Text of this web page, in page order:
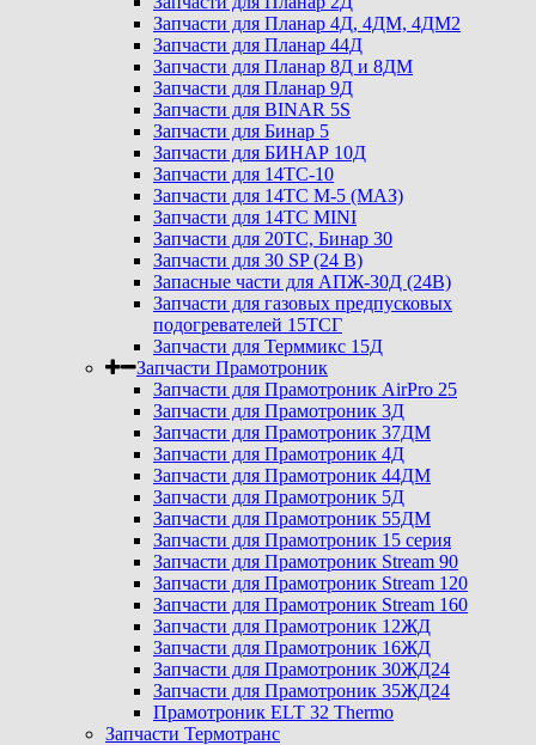
Запчасти для Планар 4Д, 4ДМ, 4ДМ2
Запчасти для Планар 44Д
Запчасти для Планар 8Д и 8ДМ
Запчасти для Планар 9Д
Запчасти для BINAR 5S
Запчасти для Бинар 5
Запчасти для БИНАР 10Д
Запчасти для 14ТС-10
Запчасти для 14ТС М-5 (МАЗ)
Запчасти для 14ТС MINI
Запчасти для 20ТС, Бинар 30
Запчасти для 30 SP (24 В)
Запасные части для АПЖ-30Д (24В)
Запчасти для газовых предпусковых
подогревателей 15ТСГ
Запчасти для Терммикс 15Д
Запчасти Прамотроник
Запчасти для Прамотроник AirPro 25
Запчасти для Прамотроник 3Д
Запчасти для Прамотроник 37ДМ
Запчасти для Прамотроник 4Д
Запчасти для Прамотроник 44ДМ
Запчасти для Прамотроник 5Д
Запчасти для Прамотроник 55ДМ
Запчасти для Прамотроник 15 серия
Запчасти для Прамотроник Stream 90
Запчасти для Прамотроник Stream 120
Запчасти для Прамотроник Stream 160
Запчасти для Прамотроник 12ЖД
Запчасти для Прамотроник 16ЖД
Запчасти для Прамотроник 30ЖД24
Запчасти для Прамотроник 35ЖД24
Прамотроник ELT 32 Thermo
Запчасти Термотранс